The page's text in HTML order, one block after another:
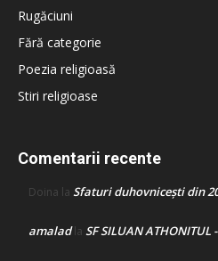
Rugăciuni
Fără categorie
Poezia religioasă
Stiri religioase
Comentarii recente
Doina la Sfaturi duhovnicești din
amaladla SF SILUAN ATHONITUL